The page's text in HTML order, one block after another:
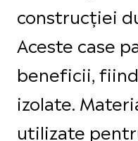
construcției
Aceste case
beneficii,
izolate.
utilizate